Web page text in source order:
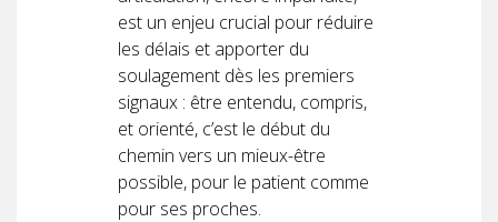
est un enjeu crucial pour réduire
les délais et apporter du
soulagement dès les premiers
signaux : être entendu, compris,
et orienté, c’est le début du
chemin vers un mieux-être
possible, pour le patient comme
pour ses proches.